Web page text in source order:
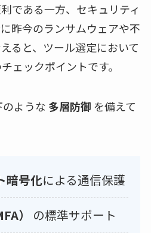
である一方、セキュリティ
昨今のランサムウェアや不
ると、ツール選定において
ェックポイントです。
ような 多層防御 を備えて
暗号化による通信保護
） の標準サポート